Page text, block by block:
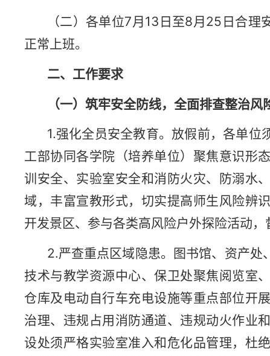
（二）各单位7月13日至8月25日合
正常上班。
二、工作要求
（一）筑牢安全防线，全面排查整治风
1.强化全员安全教育。放假前，各单
工部协同各学院（培养单位）聚焦意识形
训安全、实验室安全和消防火灾、防溺水
域，丰富宣教形式，切实提高师生风险辨
开发景区、参与各类高风险户外探险活动
2.严查重点区域隐患。图书馆、资产
技术与教学资源中心、保卫处聚焦阅览室
仓库及电动自行车充电设施等重点部位开
治理、违规占用消防通道、违规动火作业
设处须严格实验室准入和危化品管理，杜